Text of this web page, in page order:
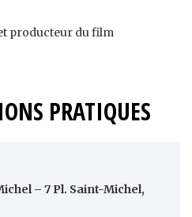
producteur du film
PRATIQUES
– 7 Pl. Saint-Michel,